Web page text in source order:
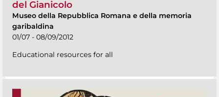
del Gianicolo
Museo della Repubblica Romana e della memoria
garibaldina
01/07 - 08/09/2012
Educational resources for all